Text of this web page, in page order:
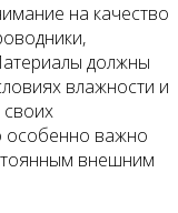
на качество
должны
влажности и
особенно важно
внешним